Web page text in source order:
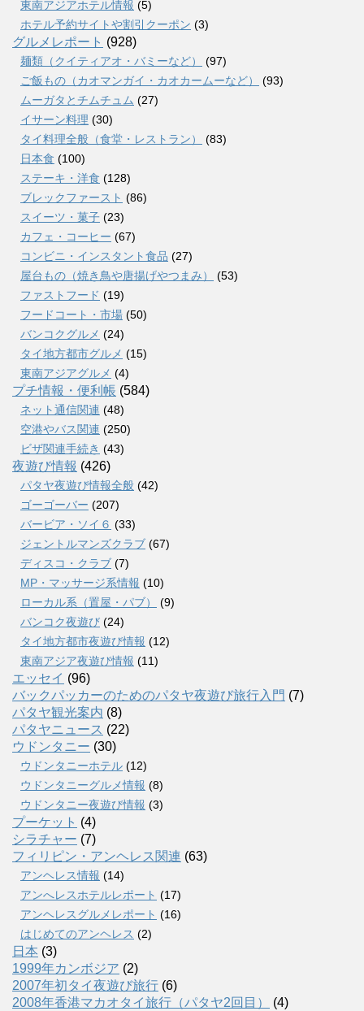
東南アジアホテル情報 (5)
ホテル予約サイトや割引クーポン (3)
グルメレポート (928)
麺類（クイティアオ・バミーなど）
(97)
ご飯もの（カオマンガイ・カオカームーなど）
(93)
ムーガタとチムチュム (27)
イサーン料理 (30)
タイ料理全般（食堂・レストラン）
(83)
日本食 (100)
ステーキ・洋食 (128)
ブレックファースト (86)
スイーツ・菓子 (23)
カフェ・コーヒー (67)
コンビニ・インスタント食品 (27)
屋台もの（焼き鳥や唐揚げやつまみ）
(53)
ファストフード (19)
フードコート・市場 (50)
バンコクグルメ (24)
タイ地方都市グルメ (15)
東南アジアグルメ (4)
プチ情報・便利帳 (584)
ネット通信関連 (48)
空港やバス関連 (250)
ビザ関連手続き (43)
夜遊び情報 (426)
パタヤ夜遊び情報全般 (42)
ゴーゴーバー (207)
バービア・ソイ６ (33)
ジェントルマンズクラブ (67)
ディスコ・クラブ (7)
MP・マッサージ系情報 (10)
ローカル系（置屋・パブ）
(9)
バンコク夜遊び (24)
タイ地方都市夜遊び情報 (12)
東南アジア夜遊び情報 (11)
エッセイ (96)
バックパッカーのためのパタヤ夜遊び旅行入門 (7)
パタヤ観光案内 (8)
パタヤニュース (22)
ウドンタニー (30)
ウドンタニーホテル (12)
ウドンタニーグルメ情報 (8)
ウドンタニー夜遊び情報 (3)
プーケット (4)
シラチャー (7)
フィリピン・アンヘレス関連 (63)
アンヘレス情報 (14)
アンへレスホテルレポート (17)
アンヘレスグルメレポート (16)
はじめてのアンヘレス (2)
日本 (3)
1999年カンボジア (2)
2007年初タイ夜遊び旅行 (6)
2008年香港マカオタイ旅行（パタヤ2回目）
(4)